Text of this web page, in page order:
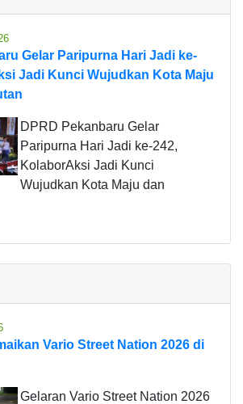
Gelar Paripurna Hari Jadi ke-
Jadi Kunci Wujudkan Kota Maju
DPRD Pekanbaru Gelar
Paripurna Hari Jadi ke-242,
KolaborAksi Jadi Kunci
Wujudkan Kota Maju dan
Vario Street Nation 2026 di
Gelaran Vario Street Nation 2026